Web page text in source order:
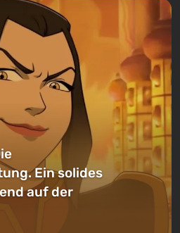
Ein solides
auf der